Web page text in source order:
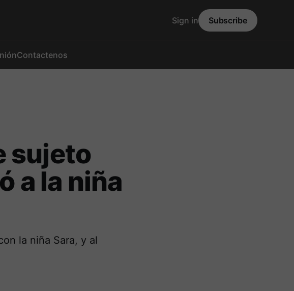
Contactenos
Sign in Subscribe
sujeto
a la niña
la niña Sara, y al